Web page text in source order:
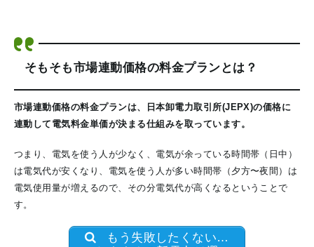
そもそも市場連動価格の料金プランとは？
市場連動価格の料金プランは、日本卸電力取引所(JEPX)の価格に
連動して電気料金単価が決まる仕組みを取っています。
つまり、電気を使う人が少なく、電気が余っている時間帯（日中）
は電気代が安くなり、電気を使う人が多い時間帯（夕方〜夜間）は
電気使用量が増えるので、その分電気代が高くなるということで
す。
もう失敗したくない…